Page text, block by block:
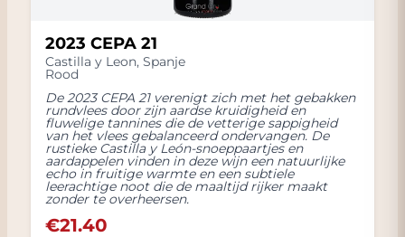
2023 CEPA 21
Castilla y Leon, Spanje
Rood
De 2023 CEPA 21 verenigt zich met het gebakken
rundvlees door zijn aardse kruidigheid en
fluwelige tannines die de vetterige sappigheid
van het vlees gebalanceerd ondervangen. De
rustieke Castilla y León-snoeppaartjes en
aardappelen vinden in deze wijn een natuurlijke
echo in fruitige warmte en een subtiele
leerachtige noot die de maaltijd rijker maakt
zonder te overheersen.
€21.40